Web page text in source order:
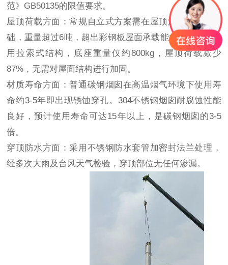
范》GB50135的限值要求。
屋顶荷载方面：常规自立式方案需在屋顶浇筑混凝土基
础，重量超过6吨，超出彩钢板屋面承载能力。本工程采
用拉索式结构，底座重量仅约800kg，屋顶荷载减少
87%，无需对屋面结构进行加固。
材质寿命方面：普通碳钢烟囱在高温烟气环境下使用寿
命约3-5年即出现锈蚀穿孔。304不锈钢烟囱耐腐蚀性能
良好，预计使用寿命可达15年以上，是碳钢烟囱的3-5
倍。
穿顶防水方面：采用不锈钢防水套管加密封法兰处理，
经多次大雨及台风天气检验，穿顶部位无任何渗漏。